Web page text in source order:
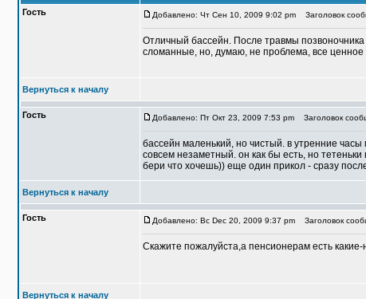
Гость
Добавлено: Чт Сен 10, 2009 9:02 pm Заголовок
Отличный бассейн. После травмы
сломанные, но, думаю, не проблема, все ценное
Вернуться к началу
Гость Добавлено: Пт Окт 23, 2009 7:53 pm Заголовок
бассейн маленький, но чистый. в утренние
совсем незаметный. он как бы есть, но
бери что хочешь)) еще один прикол - сразу
Вернуться к началу
Гость Добавлено: Вс Dec 20, 2009 9:37 pm Заголовок
Скажите пожалуйста,а пенсионерам есть какие-
Вернуться к началу